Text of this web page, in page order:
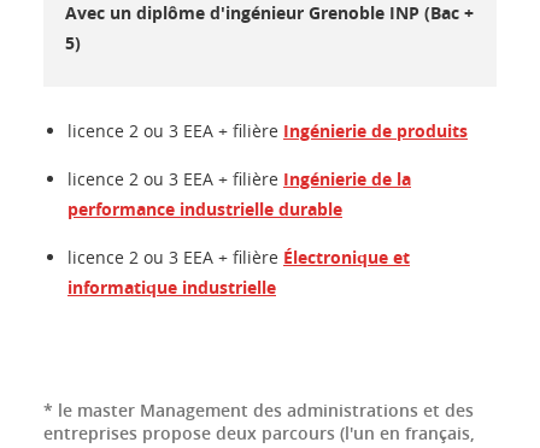
Avec un diplôme d'ingénieur Grenoble INP (Bac +
5)
licence 2 ou 3 EEA + filière Ingénierie de produits
licence 2 ou 3 EEA + filière Ingénierie de la
performance industrielle durable
licence 2 ou 3 EEA + filière Électronique et
informatique industrielle
* le master Management des administrations et des
entreprises propose deux parcours (l'un en français,